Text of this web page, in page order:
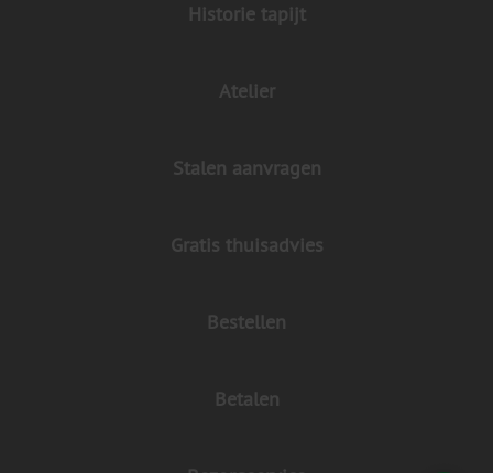
Historie tapijt
Atelier
Stalen aanvragen
Gratis thuisadvies
Bestellen
Betalen